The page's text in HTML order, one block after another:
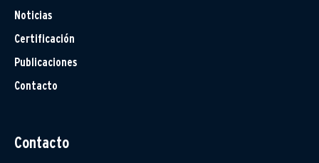
Noticias
Certificación
Publicaciones
Contacto
Contacto